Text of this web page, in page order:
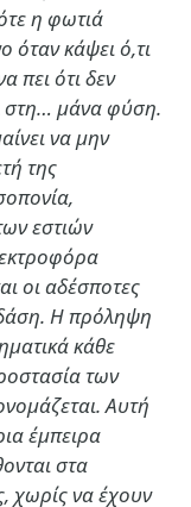
η φωτιά
όταν κάψει ό,τι
πει ότι δεν
στη… μάνα φύση.
να μην
της
εστιών
οι αδέσποτες
Η πρόληψη
κάθε
των
Αυτή
έμπειρα
στα
χωρίς να έχουν